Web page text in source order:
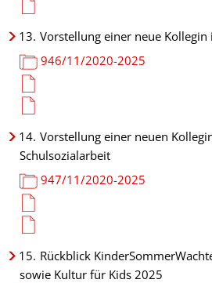
13. Vorstellung einer neue Kollegin
946/11/2020-2025
14. Vorstellung einer neuen
Schulsozialarbeit
947/11/2020-2025
15. Rückblick
sowie Kultur für Kids 2025